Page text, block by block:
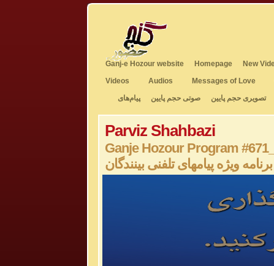
Ganj-e Hozour website Homepage New
Videos
Audios Messages of Love
تصویری حجم پایین صوتی حجم پایین
پیام‌های
Parviz Shahbazi
Ganje Hozour Program
برنامه ویژه پیامهای تلفنی بینندگان